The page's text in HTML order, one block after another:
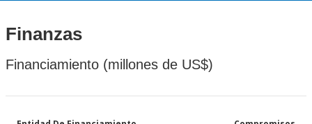
Finanzas
Financiamiento (millones de US$)